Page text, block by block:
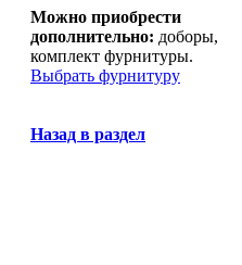
Можно приобрести
дополнительно: доборы,
комплект фурнитуры.
Выбрать фурнитуру
Назад в раздел